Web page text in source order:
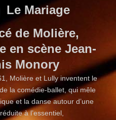
Le Mariage
de Molière,
en scène Jean-
Monory
Molière et Lully inventent le
la comédie-ballet, qui mêle
et la danse autour d’une
à l’essentiel,